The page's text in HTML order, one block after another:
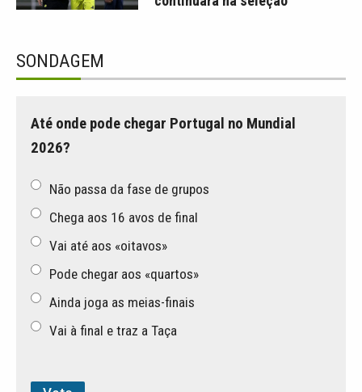
SONDAGEM
Até onde pode chegar Portugal no Mundial
2026?
Não passa da fase de grupos
Chega aos 16 avos de final
Vai até aos «oitavos»
Pode chegar aos «quartos»
Ainda joga as meias-finais
Vai à final e traz a Taça